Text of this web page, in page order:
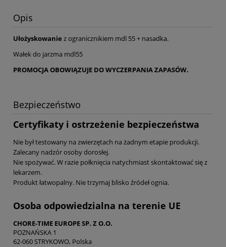
Opis
Ułożyskowanie z ogranicznikiem mdl 55 + nasadka.
Wałek do jarzma mdl55
PROMOCJA OBOWIĄZUJE DO WYCZERPANIA ZAPASÓW.
Bezpieczeństwo
Certyfikaty i ostrzeżenie bezpieczeństwa
Nie był testowany na zwierzętach na żadnym etapie produkcji.
Zalecany nadzór osoby dorosłej.
Nie spożywać. W razie połknięcia natychmiast skontaktować się z
lekarzem.
Produkt łatwopalny. Nie trzymaj blisko źródeł ognia.
Osoba odpowiedzialna na terenie UE
CHORE-TIME EUROPE SP. Z O.O.
POZNAŃSKA 1
62-060 STRYKOWO, Polska